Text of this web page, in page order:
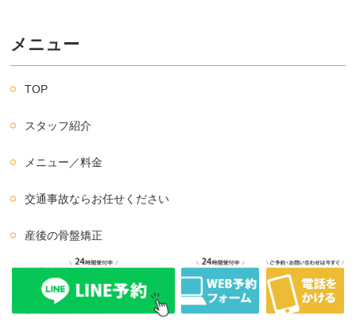
メニュー
TOP
スタッフ紹介
メニュー／料金
交通事故ならお任せください
産後の骨盤矯正
美容鍼
よくあるご質問